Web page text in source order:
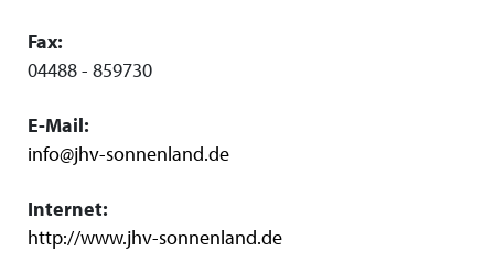
Fax:
04488 - 859730
E-Mail:
info@jhv-sonnenland.de
Internet:
http://www.jhv-sonnenland.de